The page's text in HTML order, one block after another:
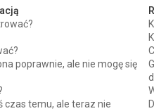
poprawnie, ale nie mogę się
czas temu, ale teraz nie